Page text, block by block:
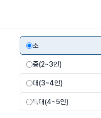
소
중(2~3인)
대(3~4인)
특대(4~5인)